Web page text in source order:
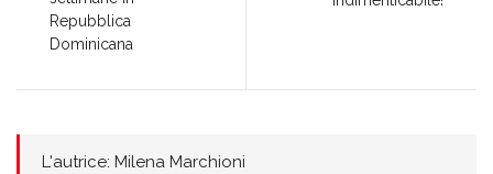
Repubblica
Dominicana
L'autrice: Milena Marchioni